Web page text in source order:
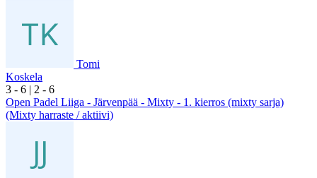
Tomi
Koskela
3 - 6 | 2 - 6
Open Padel Liiga - Järvenpää - Mixty - 1. kierros (mixty sarja)
(Mixty harraste / aktiivi)